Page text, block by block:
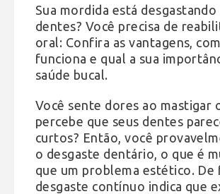
Sua mordida está
dentes? Você precisa de
oral: Confira as vantagens,
funciona e qual a sua
saúde bucal.
Você sente dores ao mastigar
percebe que seus dentes
curtos? Então, você
o desgaste dentário, o que é
que um problema estético. De
desgaste contínuo indica que